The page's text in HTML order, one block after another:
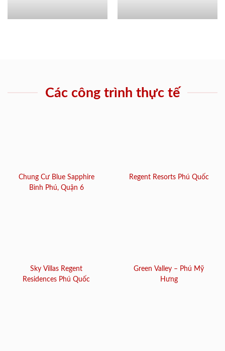
Các công trình thực tế
Chung Cư Blue Sapphire
Bình Phú, Quận 6
Regent Resorts Phú Quốc
Sky Villas Regent
Residences Phú Quốc
Green Valley – Phú Mỹ
Hưng